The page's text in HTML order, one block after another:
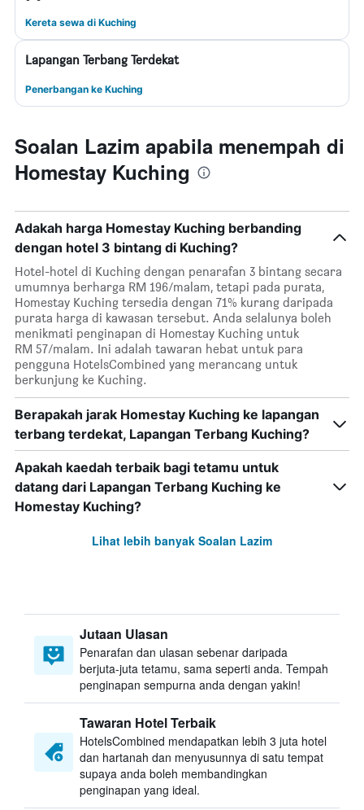
Kereta sewa di Kuching
Lapangan Terbang Terdekat
Penerbangan ke Kuching
Soalan Lazim apabila menempah di
Homestay Kuching
Adakah harga Homestay Kuching berbanding
dengan hotel 3 bintang di Kuching?
Hotel-hotel di Kuching dengan penarafan 3 bintang secara
umumnya berharga RM 196/malam, tetapi pada purata,
Homestay Kuching tersedia dengan 71% kurang daripada
purata harga di kawasan tersebut. Anda selalunya boleh
menikmati penginapan di Homestay Kuching untuk
RM 57/malam. Ini adalah tawaran hebat untuk para
pengguna HotelsCombined yang merancang untuk
berkunjung ke Kuching.
Berapakah jarak Homestay Kuching ke lapangan
terbang terdekat, Lapangan Terbang Kuching?
Apakah kaedah terbaik bagi tetamu untuk
datang dari Lapangan Terbang Kuching ke
Homestay Kuching?
Lihat lebih banyak Soalan Lazim
Jutaan Ulasan
Penarafan dan ulasan sebenar daripada
berjuta-juta tetamu, sama seperti anda. Tempah
penginapan sempurna anda dengan yakin!
Tawaran Hotel Terbaik
HotelsCombined mendapatkan lebih 3 juta hotel
dan hartanah dan menyusunnya di satu tempat
supaya anda boleh membandingkan
penginapan yang ideal.